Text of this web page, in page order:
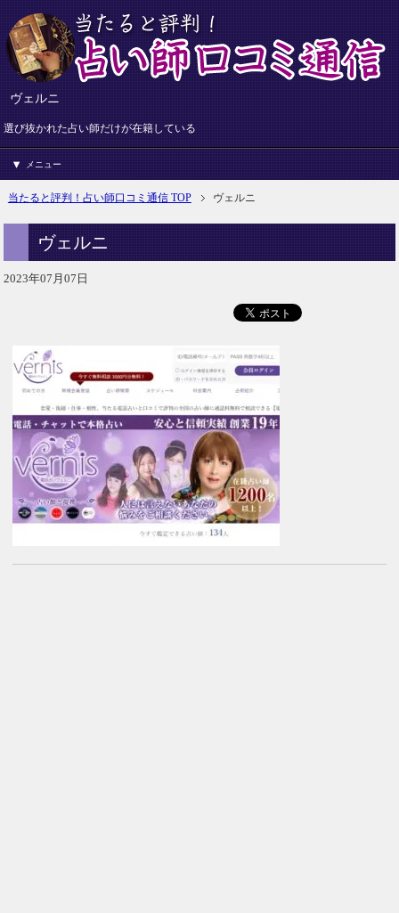
ヴェルニ
選び抜かれた占い師だけが在籍している
メニュー
当たると評判！占い師口コミ通信 TOP ヴェルニ
ヴェルニ
2023年07月07日